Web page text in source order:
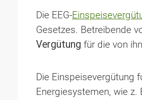
Die EEG-
Gesetzes. Betreibende
Vergütung für die von
Die Einspeisevergütung
Energiesystemen, wie